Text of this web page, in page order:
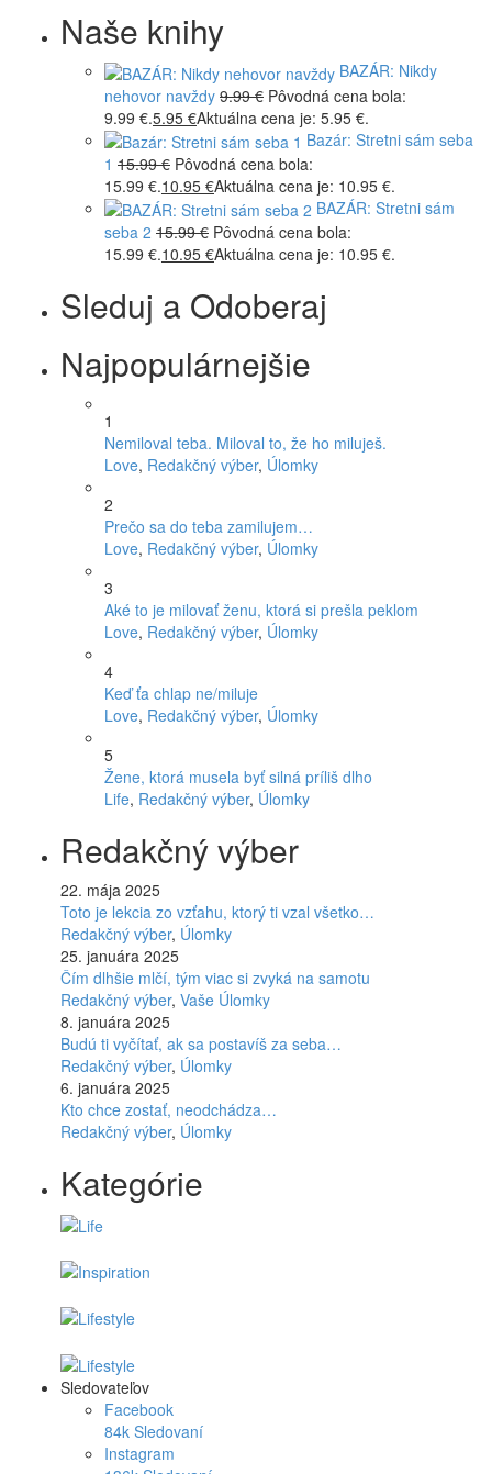
Naše knihy
BAZÁR: Nikdy
nehovor navždy 9.99€ Pôvodná cena bola:
9.99 €.5.95 €Aktuálna cena je: 5.95 €.
Bazár: Stretni sám seba
1 15.99€ Pôvodná cena bola:
15.99 €.10.95 €Aktuálna cena je: 10.95 €.
BAZÁR: Stretni sám
seba 2 15.99€ Pôvodná cena bola:
15.99 €.10.95 €Aktuálna cena je: 10.95 €.
Sleduj a Odoberaj
Najpopulárnejšie
1
Nemiloval teba. Miloval to, že ho miluješ.
Love, Redakčný výber, Úlomky
2
Prečo sa do teba zamilujem…
Love, Redakčný výber, Úlomky
3
Aké to je milovať ženu, ktorá si prešla peklom
Love, Redakčný výber, Úlomky
4
Keď ťa chlap ne/miluje
Love, Redakčný výber, Úlomky
5
Žene, ktorá musela byť silná príliš dlho
Life, Redakčný výber, Úlomky
Redakčný výber
22. mája 2025
Toto je lekcia zo vzťahu, ktorý ti vzal všetko…
Redakčný výber, Úlomky
25. januára 2025
Čím dlhšie mlčí, tým viac si zvyká na samotu
Redakčný výber, Vaše Úlomky
8. januára 2025
Budú ti vyčítať, ak sa postavíš za seba…
Redakčný výber, Úlomky
6. januára 2025
Kto chce zostať, neodchádza…
Redakčný výber, Úlomky
Kategórie
Sledovateľov
Facebook
84k Sledovaní
Instagram